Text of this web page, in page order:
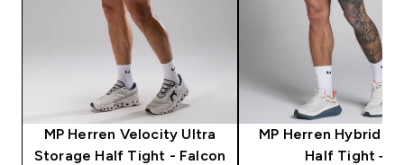
MP Herren Velocity Ultra
Storage Half Tight - Falcon
MP Herren Hybrid
Half Tight –